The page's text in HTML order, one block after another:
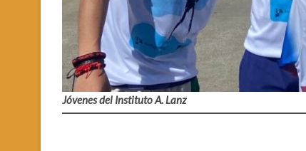
Jóvenes del Instituto A. Lanz